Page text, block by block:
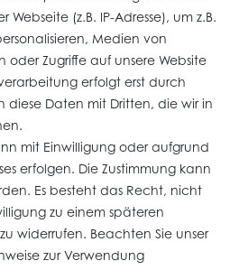
Webseite (z.B. IP-Adresse), um z.B.
Medien von
Zugriffe auf unsere Website
erfolgt erst durch
diese Daten mit Dritten, die wir in
mit Einwilligung oder aufgrund
erfolgen. Die Zustimmung kann
Es besteht das Recht, nicht
zu einem späteren
widerrufen. Beachten Sie unser
zur Verwendung